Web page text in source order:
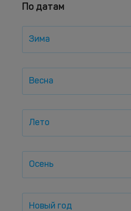
По датам
Зима
Весна
Лето
Осень
Новый год